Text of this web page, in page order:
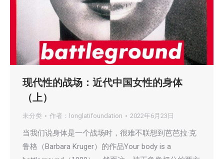
现代性的战场：近代中国女性的身体
（上）
未分类 作者： longlatifoundation 2022年6月23日
当我们说身体是一个战场时，很难不联想到芭芭拉·克
鲁格（Barbara Kruger）的作品Your body is a